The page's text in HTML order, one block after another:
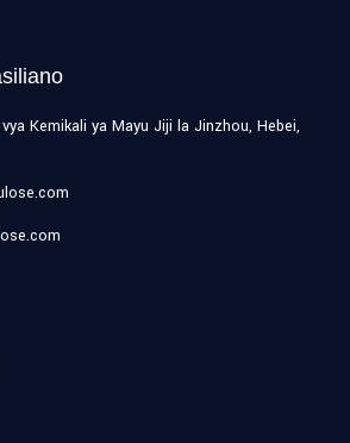
Kemikali ya Mayu Jiji la Jinzhou, Hebei,